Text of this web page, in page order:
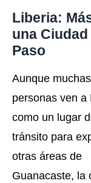
Liberia:
una Ciudad
Paso
Aunque muchas
personas ven a
como un lugar
tránsito para
otras áreas de
Guanacaste, la